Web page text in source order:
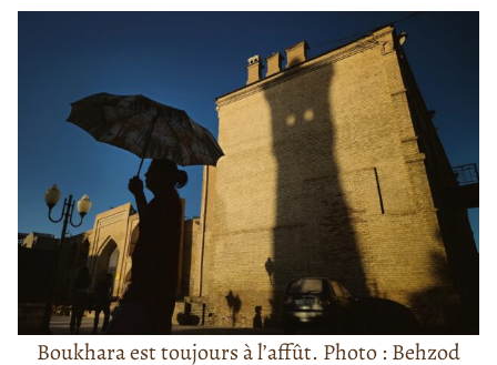
Boukhara est toujours à l’affût. Photo : Behzod